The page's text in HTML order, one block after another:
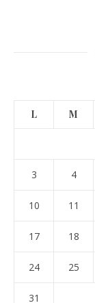
L M
3 4
10 11
17 18
24 25
31